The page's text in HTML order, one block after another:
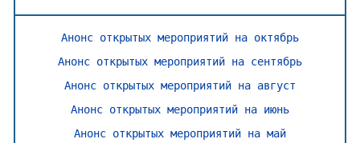
Анонс открытых мероприятий на октябрь
Анонс открытых мероприятий на сентябрь
Анонс открытых мероприятий на август
Анонс открытых мероприятий на июнь
Анонс открытых мероприятий на май